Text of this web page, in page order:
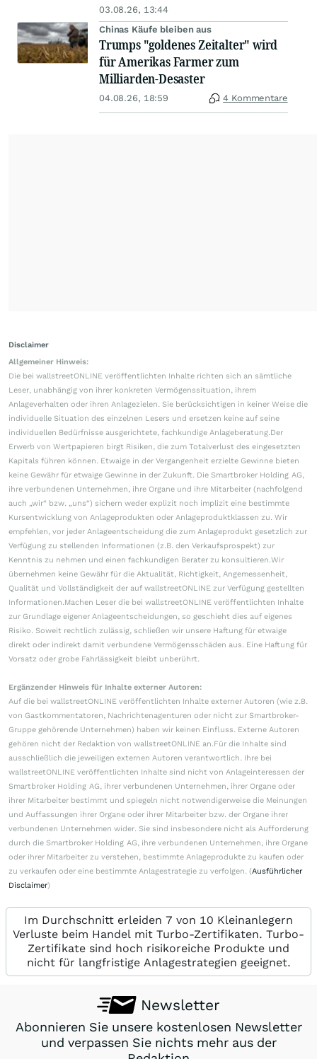
03.08.26, 13:44
Chinas Käufe bleiben aus
Trumps "goldenes Zeitalter" wird
für Amerikas Farmer zum
Milliarden-Desaster
04.08.26, 18:59 4 Kommentare
Disclaimer
Allgemeiner Hinweis:
Die bei wallstreetONLINE veröffentlichten Inhalte richten sich an sämtliche
Leser, unabhängig von ihrer konkreten Vermögenssituation, ihrem
Anlageverhalten oder ihren Anlagezielen. Sie berücksichtigen in keiner Weise die
individuelle Situation des einzelnen Lesers und ersetzen keine auf seine
individuellen Bedürfnisse ausgerichtete, fachkundige Anlageberatung.Der
Erwerb von Wertpapieren birgt Risiken, die zum Totalverlust des eingesetzten
Kapitals führen können. Etwaige in der Vergangenheit erzielte Gewinne bieten
keine Gewähr für etwaige Gewinne in der Zukunft. Die Smartbroker Holding AG,
ihre verbundenen Unternehmen, ihre Organe und ihre Mitarbeiter (nachfolgend
auch „wir“ bzw. „uns“) sichern weder explizit noch implizit eine bestimmte
Kursentwicklung von Anlageprodukten oder Anlageproduktklassen zu. Wir
empfehlen, vor jeder Anlageentscheidung die zum Anlageprodukt gesetzlich zur
Verfügung zu stellenden Informationen (z.B. den Verkaufsprospekt) zur
Kenntnis zu nehmen und einen fachkundigen Berater zu konsultieren.Wir
übernehmen keine Gewähr für die Aktualität, Richtigkeit, Angemessenheit,
Qualität und Vollständigkeit der auf wallstreetONLINE zur Verfügung gestellten
Informationen.Machen Leser die bei wallstreetONLINE veröffentlichten Inhalte
zur Grundlage eigener Anlageentscheidungen, so geschieht dies auf eigenes
Risiko. Soweit rechtlich zulässig, schließen wir unsere Haftung für etwaige
direkt oder indirekt damit verbundene Vermögensschäden aus. Eine Haftung für
Vorsatz oder grobe Fahrlässigkeit bleibt unberührt.
Ergänzender Hinweis für Inhalte externer Autoren:
Auf die bei wallstreetONLINE veröffentlichten Inhalte externer Autoren (wie z.B.
von Gastkommentatoren, Nachrichtenagenturen oder nicht zur Smartbroker-
Gruppe gehörende Unternehmen) haben wir keinen Einfluss. Externe Autoren
gehören nicht der Redaktion von wallstreetONLINE an.Für die Inhalte sind
ausschließlich die jeweiligen externen Autoren verantwortlich. Ihre bei
wallstreetONLINE veröffentlichten Inhalte sind nicht von Anlageinteressen der
Smartbroker Holding AG, ihrer verbundenen Unternehmen, ihrer Organe oder
ihrer Mitarbeiter bestimmt und spiegeln nicht notwendigerweise die Meinungen
und Auffassungen ihrer Organe oder ihrer Mitarbeiter bzw. der Organe ihrer
verbundenen Unternehmen wider. Sie sind insbesondere nicht als Aufforderung
durch die Smartbroker Holding AG, ihre verbundenen Unternehmen, ihre Organe
oder ihrer Mitarbeiter zu verstehen, bestimmte Anlageprodukte zu kaufen oder
zu verkaufen oder eine bestimmte Anlagestrategie zu verfolgen. (Ausführlicher
Disclaimer)
Im Durchschnitt erleiden 7 von 10 Kleinanlegern
Verluste beim Handel mit Turbo-Zertifikaten. Turbo-
Zertifikate sind hoch risikoreiche Produkte und
nicht für langfristige Anlagestrategien geeignet.
Newsletter
Abonnieren Sie unsere kostenlosen Newsletter
und verpassen Sie nichts mehr aus der